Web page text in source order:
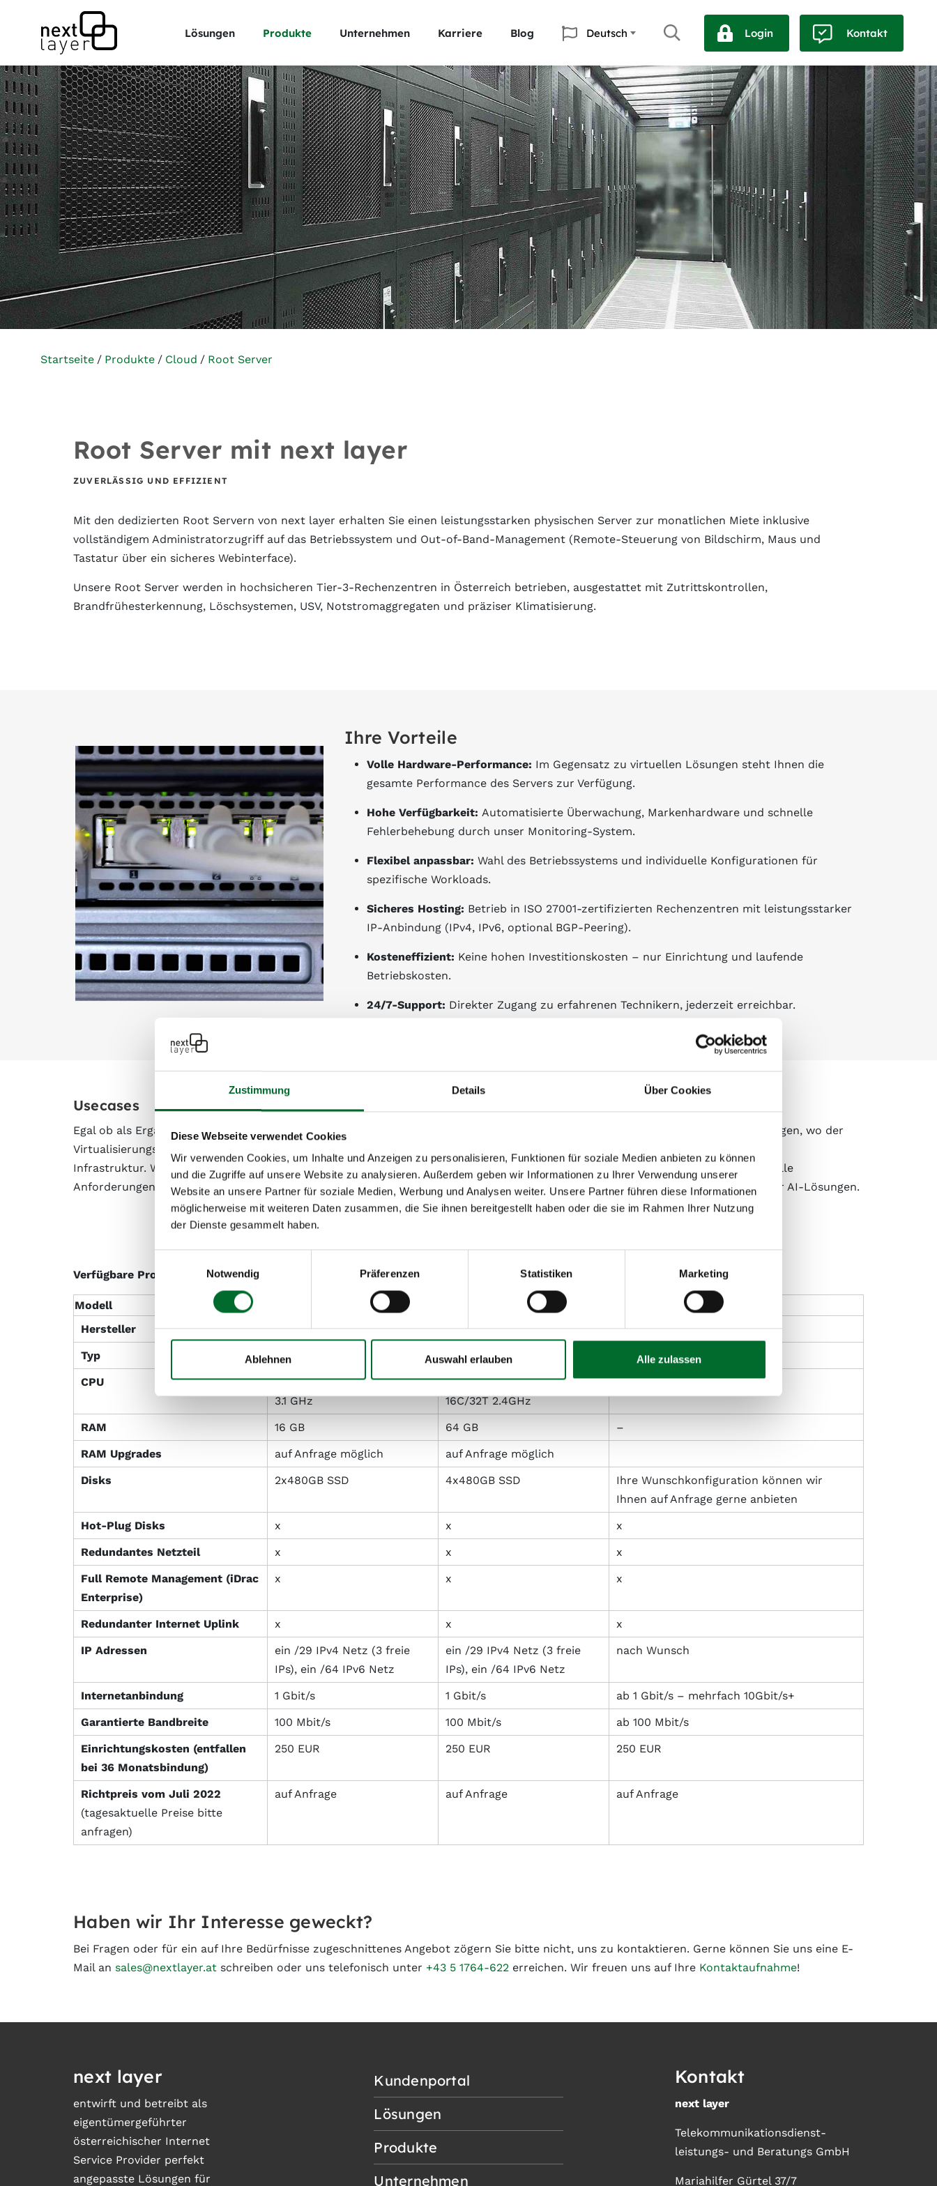
Zustimmung Details Über Cookies
Diese Webseite verwendet Cookies
Wir verwenden Cookies, um Inhalte und Anzeigen zu personalisieren, Funktionen für soziale Medien anbieten zu können
und die Zugriffe auf unsere Website zu analysieren. Außerdem geben wir Informationen zu Ihrer Verwendung unserer
Website an unsere Partner für soziale Medien, Werbung und Analysen weiter. Unsere Partner führen diese Informationen
möglicherweise mit weiteren Daten zusammen, die Sie ihnen bereitgestellt haben oder die sie im Rahmen Ihrer Nutzung
der Dienste gesammelt haben.
Notwendig
Präferenzen Statistiken Marketing
Ablehnen Auswahl erlauben Alle zulassen
Lösungen Produkte Unternehmen Karriere Blog Deutsch Login Kontakt
Startseite Produkte Cloud Root Server
Root Server mit next layer
ZUVERLÄSSIG UND EFFIZIENT
Mit den dedizierten Root Servern von next layer erhalten Sie einen leistungsstarken physischen Server zur monatlichen Miete inklusive
vollständigem Administratorzugriff auf das Betriebssystem und Out-of-Band-Management (Remote-Steuerung von Bildschirm, Maus und
Tastatur über ein sicheres Webinterface).
Unsere Root Server werden in hochsicheren Tier-3-Rechenzentren in Österreich betrieben, ausgestattet mit Zutrittskontrollen,
Brandfrühesterkennung, Löschsystemen, USV, Notstromaggregaten und präziser Klimatisierung.
Ihre Vorteile
Volle Hardware-Performance: Im Gegensatz zu virtuellen Lösungen steht Ihnen die
gesamte Performance des Servers zur Verfügung.
Hohe Verfügbarkeit: Automatisierte Überwachung, Markenhardware und schnelle
Fehlerbehebung durch unser Monitoring-System.
Flexibel anpassbar: Wahl des Betriebssystems und individuelle Konfigurationen für
spezifische Workloads.
Sicheres Hosting: Betrieb in ISO 27001-zertifizierten Rechenzentren mit leistungsstarker
IP-Anbindung (IPv4, IPv6, optional BGP-Peering).
Kosteneffizient: Keine hohen Investitionskosten – nur Einrichtung und laufende
Betriebskosten.
24/7-Support: Direkter Zugang zu erfahrenen Technikern, jederzeit erreichbar.
Usecases
Egal ob als Ergänzung zu unseren virtuellen Servern
, als dedizierte Virtualisierungs-Lösung oder für High Performance Anwendungen, wo der
Virtualisierungslayer unerwünscht ist: Mit den Root Servern von next layer haben Sie das richtige Mittel zum Aufbau Ihrer IT-
Infrastruktur. Wählen Sie aus bewährten Standardkonfigurationen oder lassen Sie sich ein maßgeschneidertes Angebot für spezielle
Anforderungen machen – für rechenintensive Anwendungen, Systeme für große Datenmengen, oder Konfigurationen mit GPUs für AI-Lösungen.
Verfügbare Produkte
Modell
Hersteller
Dell
Dell
Typ
R360 R450
CPU
Intel Xeon® E-2356G 6C/12T
3.1 GHz
Intel Xeon® Xeon Silver 4314
16C/32T 2.4GHz
–
RAM 16 GB 64 GB
–
RAM Upgrades
auf Anfrage möglich
auf Anfrage möglich
Disks
2x480GB SSD 4x480GB SSD
Ihre Wunschkonfiguration können wir
Ihnen auf Anfrage gerne anbieten
Hot-Plug Disks
x x
x
Redundantes Netzteil
x x
x
Full Remote Management (iDrac
Enterprise)
x x x
Redundanter Internet Uplink x x
x
IP Adressen
ein /29 IPv4 Netz (3 freie
IPs), ein /64 IPv6 Netz
ein /29 IPv4 Netz (3 freie
IPs), ein /64 IPv6 Netz
nach Wunsch
Internetanbindung 1 Gbit/s 1 Gbit/s
ab 1 Gbit/s – mehrfach 10Gbit/s+
Garantierte Bandbreite
100 Mbit/s 100 Mbit/s
ab 100 Mbit/s
Einrichtungskosten (entfallen
bei 36 Monatsbindung)
250 EUR 250 EUR 250 EUR
Richtpreis vom Juli 2022
(tagesaktuelle Preise bitte
anfragen)
auf Anfrage auf Anfrage auf Anfrage
Haben wir Ihr Interesse geweckt?
Bei Fragen oder für ein auf Ihre Bedürfnisse zugeschnittenes Angebot zögern Sie bitte nicht, uns zu kontaktieren. Gerne können Sie uns eine E-
Mail an sales@nextlayer.at schreiben oder uns telefonisch unter +43 5 1764-622 erreichen. Wir freuen uns auf Ihre Kontaktaufnahme!
next layer
entwirft und betreibt als
eigentümergeführter
österreichischer Internet
Service Provider perfekt
angepasste Lösungen für
Kundenportal
Lösungen
Produkte
Unternehmen
Kontakt
next layer
Telekommunikationsdienst-
leistungs- und Beratungs GmbH
Mariahilfer Gürtel 37/7